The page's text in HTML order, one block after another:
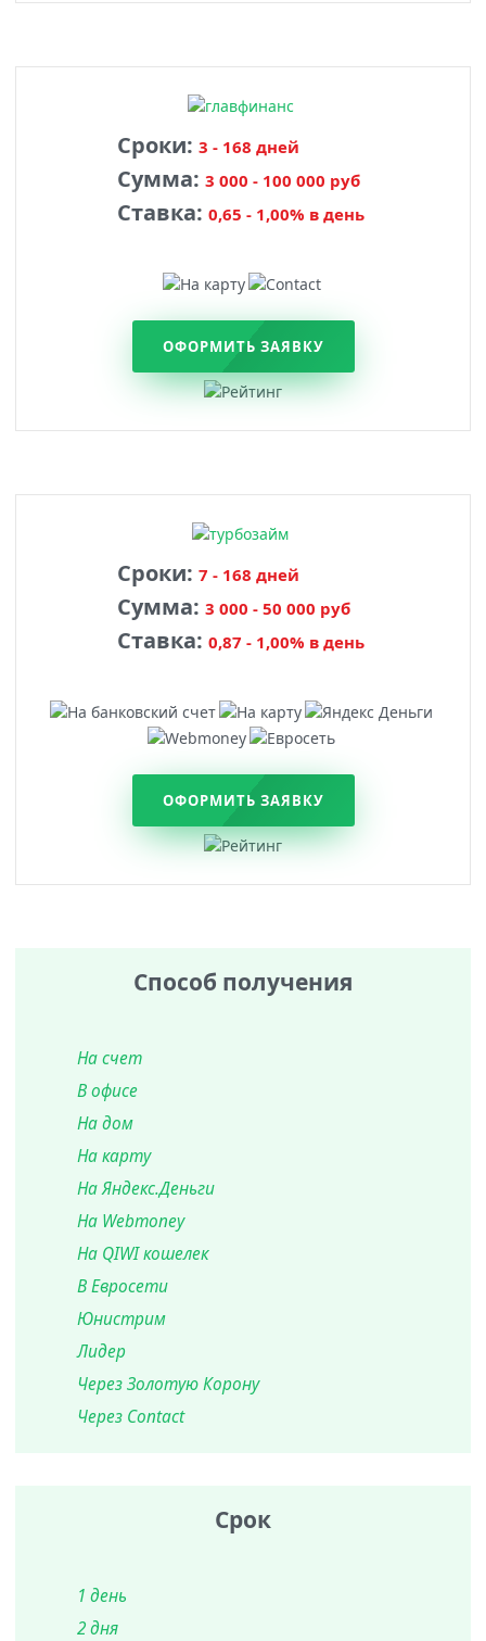
Сроки: 3 - 168 дней
Сумма: 3 000 - 100 000 руб
Ставка: 0,65 - 1,00% в день
ОФОРМИТЬ ЗАЯВКУ
Сроки: 7 - 168 дней
Сумма: 3 000 - 50 000 руб
Ставка: 0,87 - 1,00% в день
ОФОРМИТЬ ЗАЯВКУ
Способ получения
На счет
В офисе
На дом
На карту
На Яндекс.Деньги
На Webmoney
На QIWI кошелек
В Евросети
Юнистрим
Лидер
Через Золотую Корону
Через Contact
Срок
1 день
2 дня